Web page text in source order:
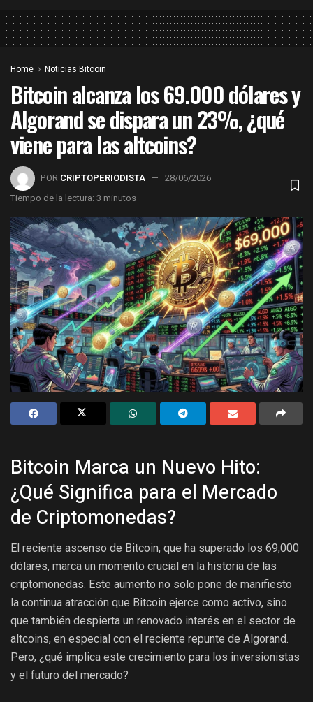
Home Noticias Bitcoin
Bitcoin alcanza los 69.000 dólares y
Algorand se dispara un 23%, ¿qué
viene para las altcoins?
POR CRIPTOPERIODISTA
28/06/2026
Tiempo de la lectura: 3 minutos
Bitcoin Marca un Nuevo Hito:
¿Qué Significa para el Mercado
de Criptomonedas?
El reciente ascenso de Bitcoin, que ha superado los 69,000
dólares, marca un momento crucial en la historia de las
criptomonedas. Este aumento no solo pone de manifiesto
la continua atracción que Bitcoin ejerce como activo, sino
que también despierta un renovado interés en el sector de
altcoins, en especial con el reciente repunte de Algorand.
Pero, ¿qué implica este crecimiento para los inversionistas
y el futuro del mercado?